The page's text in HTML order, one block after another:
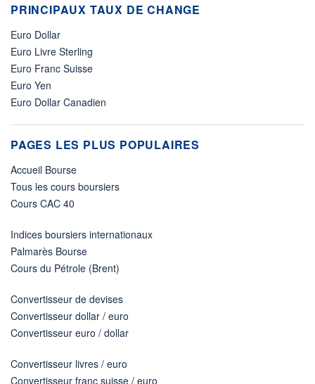
PRINCIPAUX TAUX DE CHANGE
Euro Dollar
Euro Livre Sterling
Euro Franc Suisse
Euro Yen
Euro Dollar Canadien
PAGES LES PLUS POPULAIRES
Accueil Bourse
Tous les cours boursiers
Cours CAC 40
Indices boursiers internationaux
Palmarès Bourse
Cours du Pétrole (Brent)
Convertisseur de devises
Convertisseur dollar / euro
Convertisseur euro / dollar
Convertisseur livres / euro
Convertisseur franc suisse / euro